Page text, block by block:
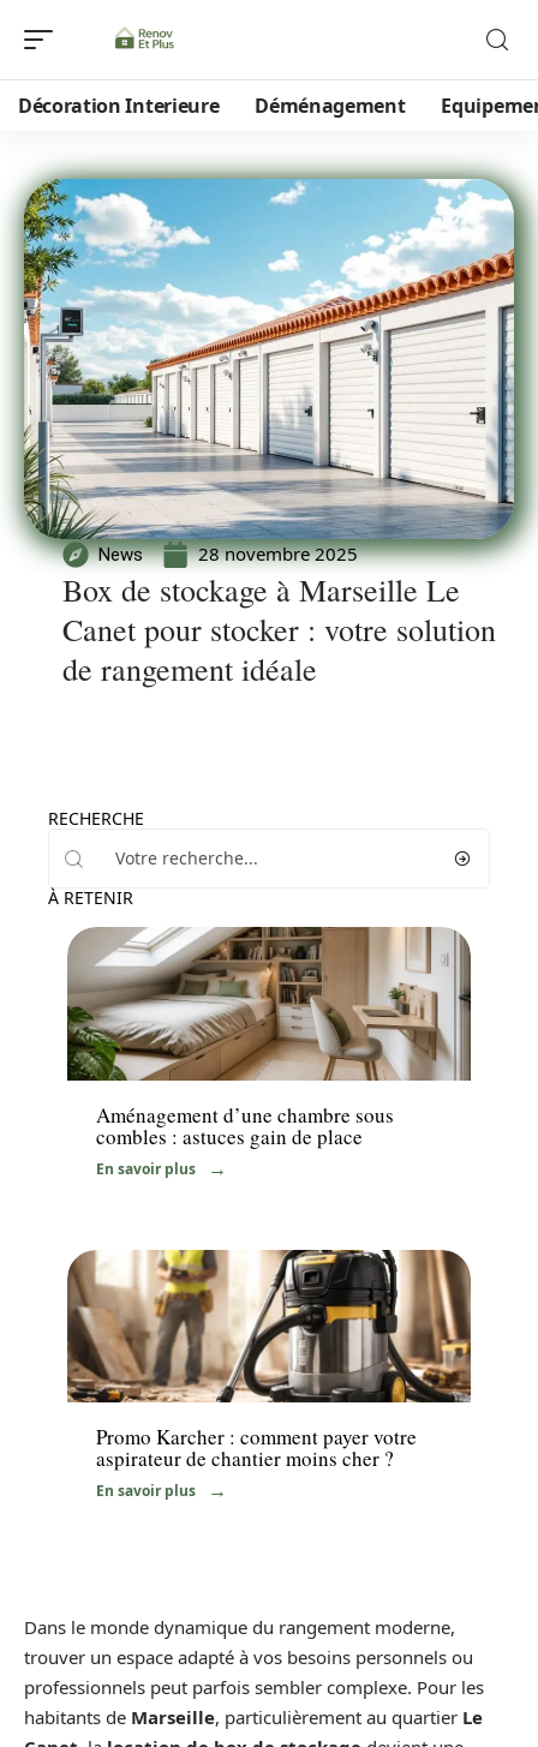
Décoration Interieure Déménagement
News 28 novembre 2025
Box de stockage à Marseille Le
Canet pour stocker : votre solution
de rangement idéale
RECHERCHE
À RETENIR
Maison
Aménagement d’une chambre sous
combles : astuces gain de place
En savoir plus
Equipement
Promo Karcher : comment payer votre
aspirateur de chantier moins cher ?
En savoir plus
Dans le monde dynamique du rangement moderne,
trouver un espace adapté à vos besoins personnels ou
professionnels peut parfois sembler complexe. Pour les
habitants de Marseille, particulièrement au quartier Le